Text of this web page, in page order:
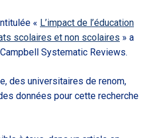
« L’impact de l’éducation
scolaires et non scolaires » a
Systematic Reviews.
des universitaires de renom,
données pour cette recherche